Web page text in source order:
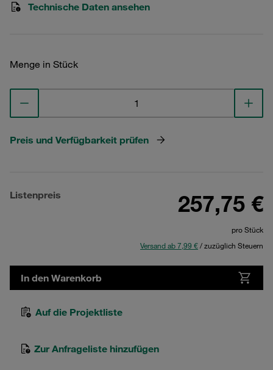
Technische Daten ansehen
Menge in Stück
Preis und Verfügbarkeit prüfen
Listenpreis 257,75 €
pro Stück
Versand ab 7,99 €/ zuzüglich Steuern
In den Warenkorb
Auf die Projektliste
Zur Anfrageliste hinzufügen